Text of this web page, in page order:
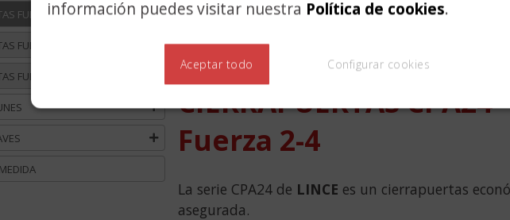
FUERZA 2-4, SERIE CPA24
FUERZA 2-5, SERIE CPA25
FUERZA 2-5, SERIE CPD25
CIERRAPUERTAS CPA24
Fuerza 2-4
La serie CPA24 de LINCE es un cierrapuertas
asegurada.
información puedes visitar nuestra Política de cookies.
Aceptar todo Configurar cookies